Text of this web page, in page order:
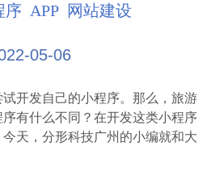
序 APP 网站建设
05-06
发自己的小程序。那么，旅游
有什么不同？在开发这类小程序
天，分形科技广州的小编就和大